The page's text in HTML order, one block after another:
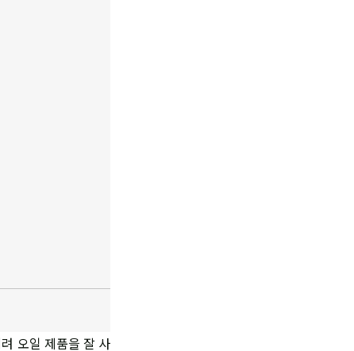
오일 제품을 잘 사